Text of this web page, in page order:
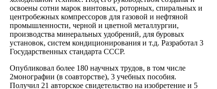
освоены сотни марок винтовых, роторных, спиральных и
центробежных компрессоров для газовой и нефтяной
промышленности, черной и цветной металлургии,
производства минеральных удобрений, для буровых
установок, систем кондиционирования и т.д. Разработал 3
Государственных стандарта СССР.
Опубликовал более 180 научных трудов, в том числе
2монографии (в соавторстве), 3 учебных пособия.
Получил 21 авторское свидетельство на изобретение и 5